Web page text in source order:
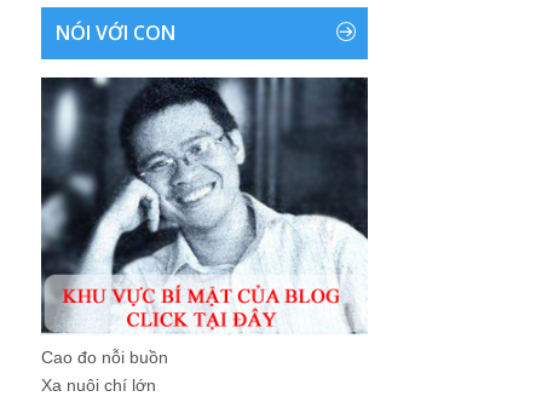
NÓI VỚI CON
Cao đo nỗi buồn
Xa nuôi chí lớn